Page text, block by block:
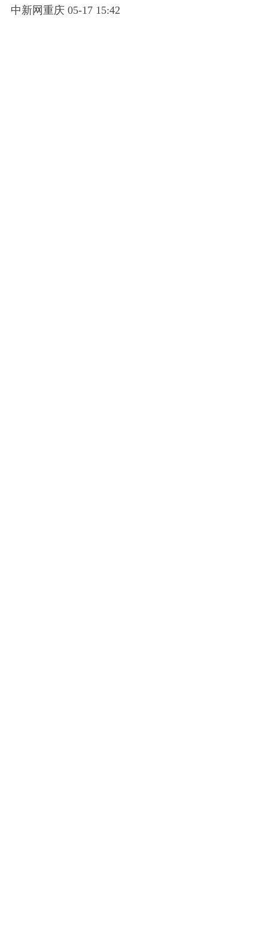
中新网重庆 05-17 15:42